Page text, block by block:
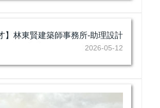
】林東賢建築師事務所-助理設計
2026-05-12